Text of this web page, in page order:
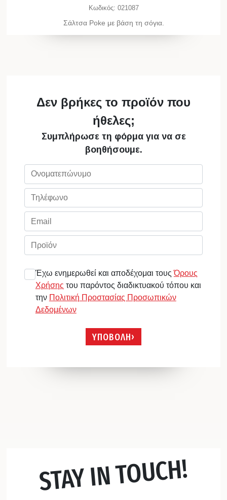
Κωδικός: 021087
Σάλτσα Poke με βάση τη σόγια.
Δεν βρήκες το προϊόν που
ήθελες;
Συμπλήρωσε τη φόρμα για να σε
βοηθήσουμε.
Έχω ενημερωθεί και αποδέχομαι τουςΌρους
Χρήσης του παρόντος διαδικτυακού τόπου και
την Πολιτική Προστασίας Προσωπικών
Δεδομένων
ΥΠΟΒΟΛΗ
STAY IN TOUCH!